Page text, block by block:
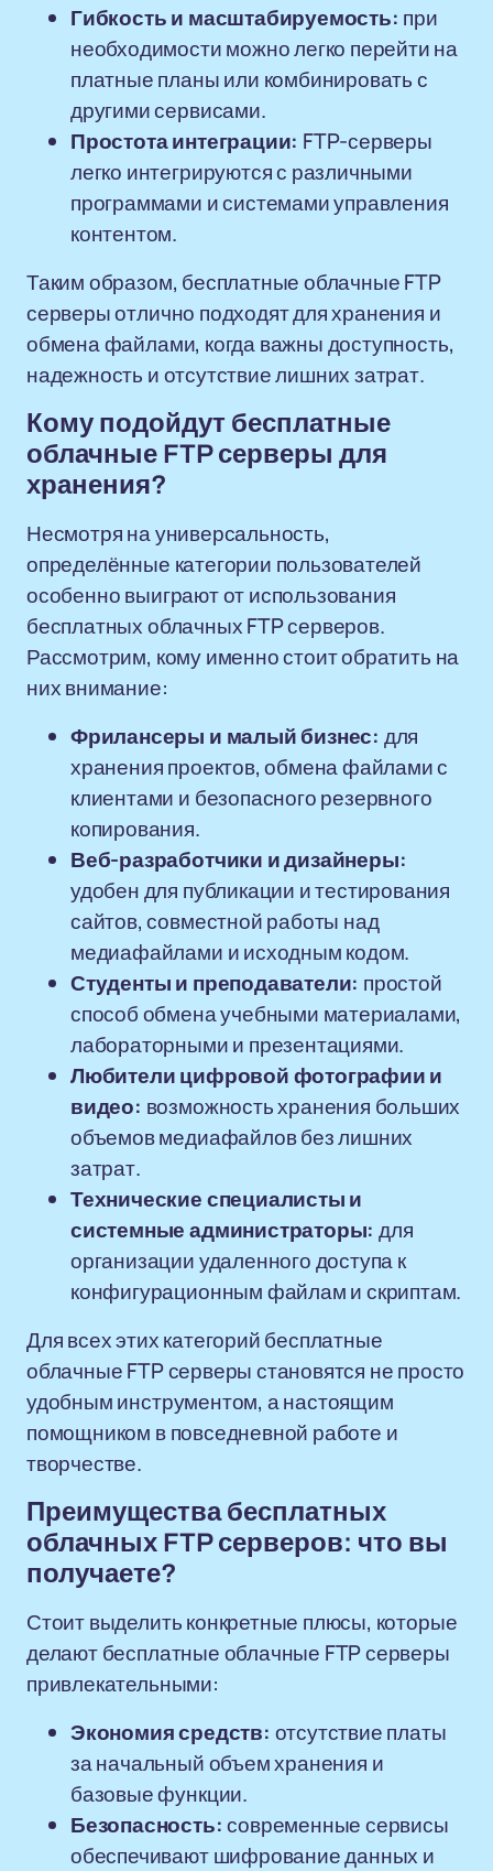
Гибкость и масштабируемость: при
необходимости можно легко перейти на
платные планы или комбинировать с
другими сервисами.
Простота интеграции: FTP-серверы
легко интегрируются с различными
программами и системами управления
контентом.
Таким образом, бесплатные облачные FTP
серверы отлично подходят для хранения и
обмена файлами, когда важны доступность,
надежность и отсутствие лишних затрат.
Кому подойдут бесплатные
облачные FTP серверы для
хранения?
Несмотря на универсальность,
определённые категории пользователей
особенно выиграют от использования
бесплатных облачных FTP серверов.
Рассмотрим, кому именно стоит обратить на
них внимание:
Фрилансеры и малый бизнес: для
хранения проектов, обмена файлами с
клиентами и безопасного резервного
копирования.
Веб-разработчики и дизайнеры:
удобен для публикации и тестирования
сайтов, совместной работы над
медиафайлами и исходным кодом.
Студенты и преподаватели: простой
способ обмена учебными материалами,
лабораторными и презентациями.
Любители цифровой фотографии и
видео: возможность хранения больших
объемов медиафайлов без лишних
затрат.
Технические специалисты и
системные администраторы: для
организации удаленного доступа к
конфигурационным файлам и скриптам.
Для всех этих категорий бесплатные
облачные FTP серверы становятся не просто
удобным инструментом, а настоящим
помощником в повседневной работе и
творчестве.
Преимущества бесплатных
облачных FTP серверов: что вы
получаете?
Стоит выделить конкретные плюсы, которые
делают бесплатные облачные FTP серверы
привлекательными:
Экономия средств: отсутствие платы
за начальный объем хранения и
базовые функции.
Безопасность:современные сервисы
обеспечивают шифрование данных и